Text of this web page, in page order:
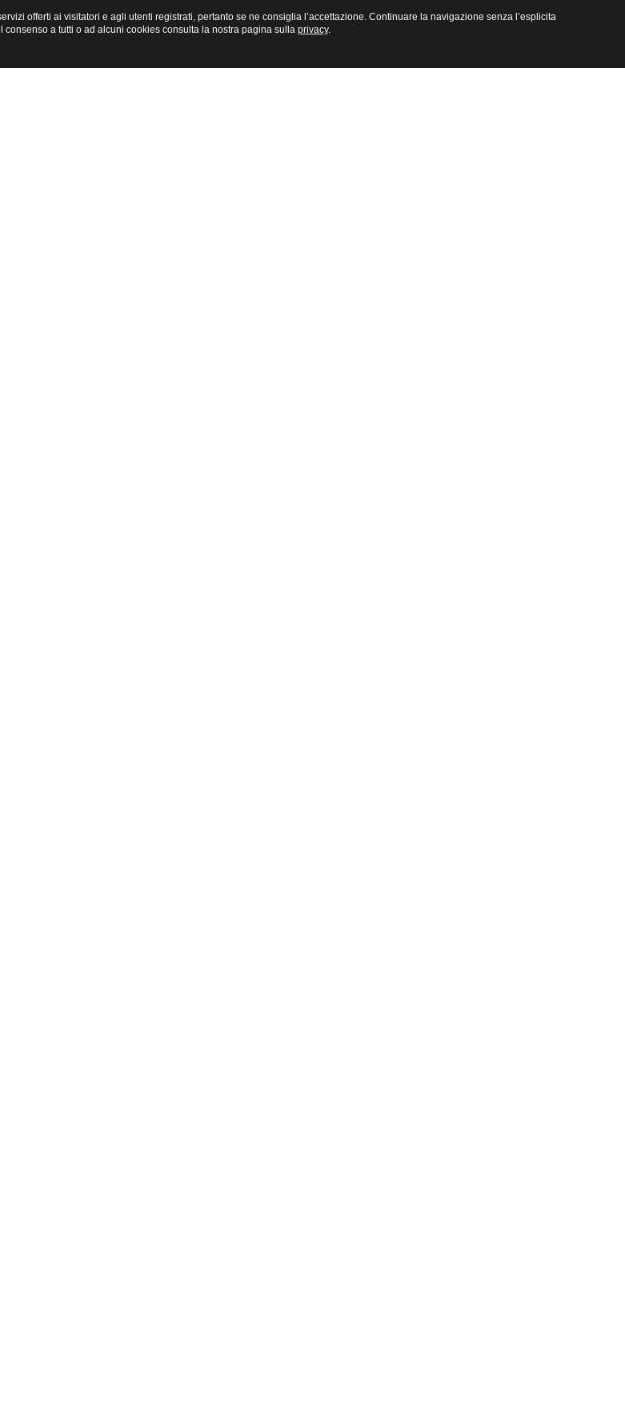
offerti ai visitatori e agli utenti registrati, pertanto se ne consiglia l’accettazione. Continuare la navigazione senza l’esplicita
a tutti o ad alcuni cookies consulta la nostra pagina sulla privacy.